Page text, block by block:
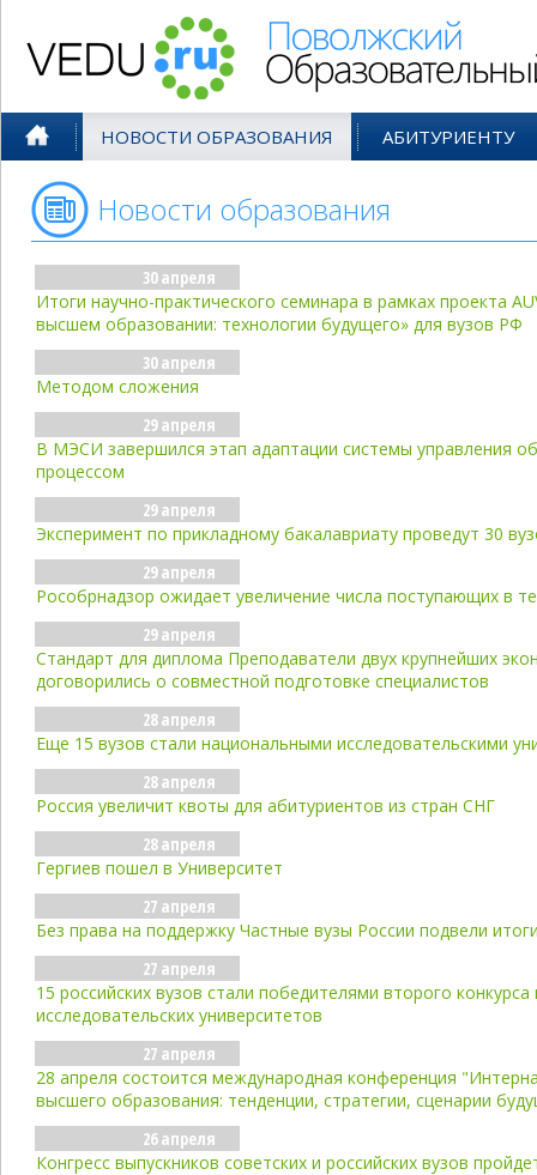
НОВОСТИ ОБРАЗОВАНИЯ АБИТУРИЕНТУ
Новости образования
30 апреля
Итоги научно-практического семинара в рамках проекта
высшем образовании: технологии будущего» для вузов РФ
30 апреля
Методом сложения
29 апреля
В МЭСИ завершился этап адаптации системы управления
процессом
29 апреля
Эксперимент по прикладному бакалавриату проведут 30
29 апреля
Рособрнадзор ожидает увеличение числа поступающих в
29 апреля
Стандарт для диплома Преподаватели двух крупнейших
договорились о совместной подготовке специалистов
28 апреля
Еще 15 вузов стали национальными исследовательскими
28 апреля
Россия увеличит квоты для абитуриентов из стран СНГ
28 апреля
Гергиев пошел в Университет
27 апреля
Без права на поддержку Частные вузы России подвели
27 апреля
15 российских вузов стали победителями второго
исследовательских университетов
27 апреля
28 апреля состоится международная конференция
высшего образования: тенденции, стратегии, сценарии
26 апреля
Конгресс выпускников советских и российских вузов